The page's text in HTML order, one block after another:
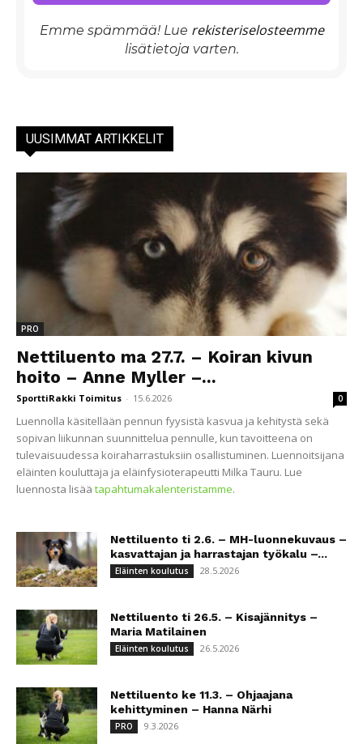
Emme spämmää! Lue rekisteriselosteemme
lisätietoja varten.
UUSIMMAT ARTIKKELIT
PRO
Nettiluento ma 27.7. – Koiran kivun
hoito – Anne Myller –...
SporttiRakki Toimitus - 15.6.2026 0
Luennolla käsitellään pennun fyysistä kasvua ja kehitystä sekä
sopivan liikunnan suunnittelua pennulle, kun tavoitteena on
tulevaisuudessa koiraharrastuksiin osallistuminen. Luennoitsijana
eläinten kouluttaja ja eläinfysioterapeutti Milka Tauru. Lue
luennosta lisää tapahtumakalenteristamme.
Nettiluento ti 2.6. – MH-luonnekuvaus –
kasvattajan ja harrastajan työkalu –...
Eläinten koulutus 28.5.2026
Nettiluento ti 26.5. – Kisajännitys –
Maria Matilainen
Eläinten koulutus 26.5.2026
Nettiluento ke 11.3. – Ohjaajana
kehittyminen – Hanna Närhi
PRO 9.3.2026